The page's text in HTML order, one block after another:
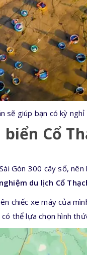
sẽ giúp bạn có kỳ
Cổ
Gòn 300 cây số,
du lịch Cổ
chiếc xe máy của
thể lựa chọn hình